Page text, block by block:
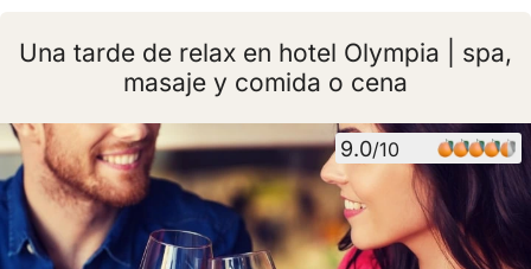
Una tarde de relax en hotel Olympia | spa,
masaje y comida o cena
9.0/10